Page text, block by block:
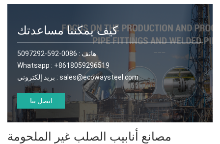
كيف يمكننا مساعدتك
هاتف : 0086-592-5097292
Whatsapp : +8618059296519
بريد إلكتروني : sales@ecowaysteel.com
اتصل بنا
مصانع أنابيب الصلب غير الملحومة